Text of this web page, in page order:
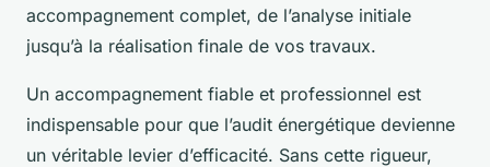
accompagnement complet, de l’analyse initiale
jusqu’à la réalisation finale de vos travaux.
Un accompagnement fiable et professionnel est
indispensable pour que l’audit énergétique devienne
un véritable levier d’efficacité. Sans cette rigueur,